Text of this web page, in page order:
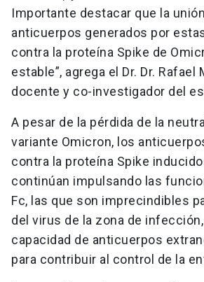
Importante destacar que la
anticuerpos generados por
contra la proteína Spike de
estable”, agrega el Dr. Dr. Rafael
docente y co-investigador del
A pesar de la pérdida de la
variante Omicron, los
contra la proteína Spike
continúan impulsando las
Fc, las que son imprecindibles
del virus de la zona de
capacidad de anticuerpos
para contribuir al control de la